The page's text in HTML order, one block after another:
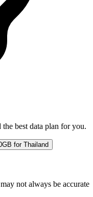
best data plan for you.
for Thailand
not always be accurate